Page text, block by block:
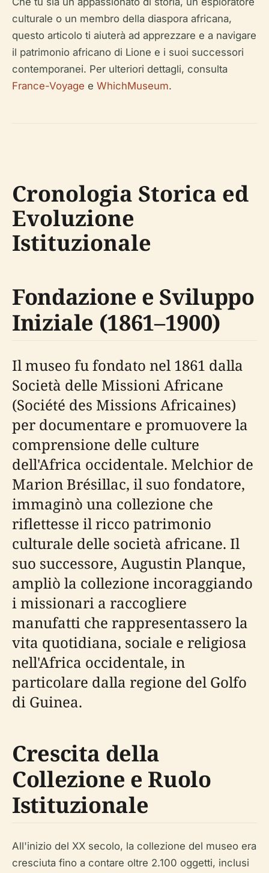
culturale o un membro della diaspora africana,
questo articolo ti aiuterà ad apprezzare e a navigare
il patrimonio africano di Lione e i suoi successori
contemporanei. Per ulteriori dettagli, consulta
France-Voyage e WhichMuseum.
Cronologia Storica ed
Evoluzione
Istituzionale
Fondazione e Sviluppo
Iniziale (1861–1900)
Il museo fu fondato nel 1861 dalla
Società delle Missioni Africane
(Société des Missions Africaines)
per documentare e promuovere la
comprensione delle culture
dell'Africa occidentale. Melchior de
Marion Brésillac, il suo fondatore,
immaginò una collezione che
riflettesse il ricco patrimonio
culturale delle società africane. Il
suo successore, Augustin Planque,
ampliò la collezione incoraggiando
i missionari a raccogliere
manufatti che rappresentassero la
vita quotidiana, sociale e religiosa
nell'Africa occidentale, in
particolare dalla regione del Golfo
di Guinea.
Crescita della
Collezione e Ruolo
Istituzionale
All'inizio del XX secolo, la collezione del museo era
cresciuta fino a contare oltre 2.100 oggetti, inclusi